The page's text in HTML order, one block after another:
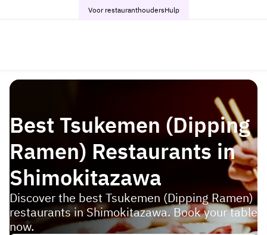
Voor restauranthoudersHulp
Best Tsukemen (Dipping
Ramen) Restaurants in
Shimokitazawa
Discover the best Tsukemen (Dipping Ramen)
restaurants in Shimokitazawa. Book your table
now.